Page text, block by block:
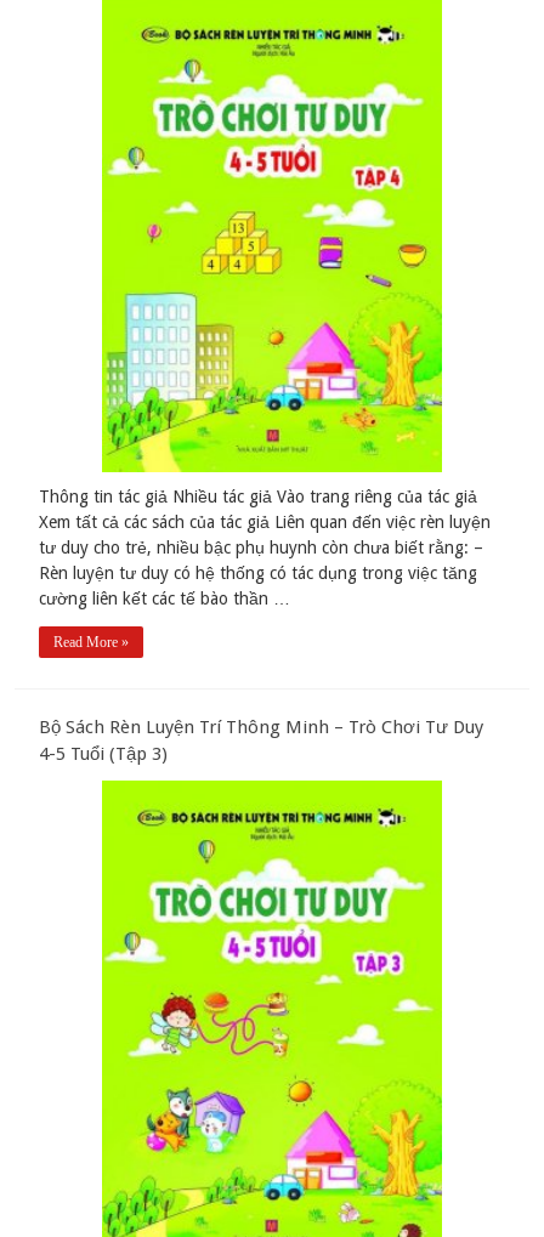
Thông tin tác giả Nhiều tác giả Vào trang riêng của tác giả
Xem tất cả các sách của tác giả Liên quan đến việc rèn luyện
tư duy cho trẻ, nhiều bậc phụ huynh còn chưa biết rằng: –
Rèn luyện tư duy có hệ thống có tác dụng trong việc tăng
cường liên kết các tế bào thần …
Read More »
Bộ Sách Rèn Luyện Trí Thông Minh – Trò Chơi Tư Duy
4-5 Tuổi (Tập 3)